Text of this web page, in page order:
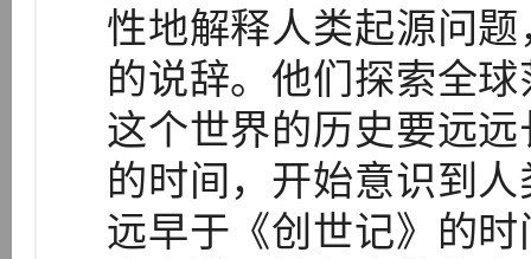
性地解释人类起源问
的说辞。他们探索全
这个世界的历史要远
的时间，开始意识到
远早于《创世记》的